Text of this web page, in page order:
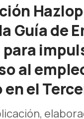
Guía de
al
el